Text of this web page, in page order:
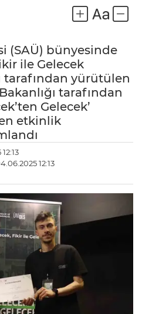
(SAÜ) bünyesinde
ile Gelecek
yürütülen
tarafından
Gelecek’
etkinlik
12:13